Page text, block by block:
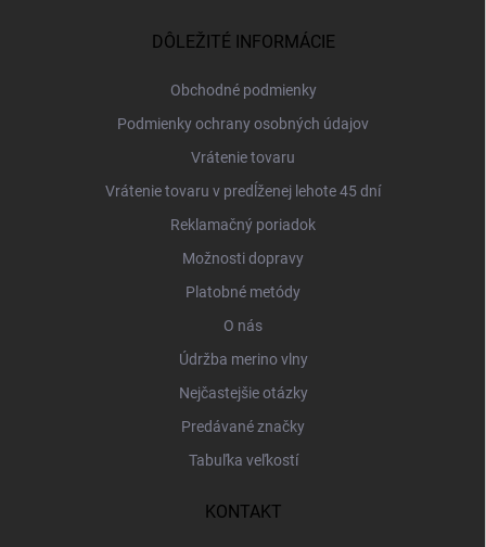
DÔLEŽITÉ INFORMÁCIE
Obchodné podmienky
Podmienky ochrany osobných údajov
Vrátenie tovaru
Vrátenie tovaru v predĺženej lehote 45 dní
Reklamačný poriadok
Možnosti dopravy
Platobné metódy
O nás
Údržba merino vlny
Nejčastejšie otázky
Predávané značky
Tabuľka veľkostí
KONTAKT